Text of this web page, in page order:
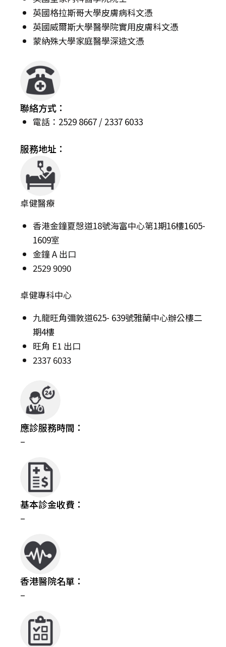
英國格拉斯哥大學皮膚病科文憑
英國威爾斯大學醫學院實用皮膚科文憑
蒙納殊大學家庭醫學深造文憑
聯絡方式：
電話：2529 8667 / 2337 6033
服務地址：
卓健醫療
香港金鐘夏愨道18號海富中心第1期16樓1605-
1609室
金鐘 A 出口
2529 9090
卓健專科中心
九龍旺角彌敦道625- 639號雅蘭中心辦公樓二
期4樓
旺角 E1 出口
2337 6033
應診服務時間：
–
基本診金收費：
–
香港醫院名單：
–